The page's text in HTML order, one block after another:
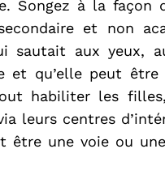
Songez à la façon
et non
aux yeux,
et qu’elle peut être
habiliter les
leurs centres
être une voie ou